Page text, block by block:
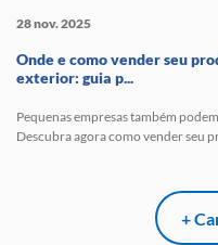
28 nov. 2025
Onde e como vender seu
exterior: guia p...
Pequenas empresas também
Descubra agora como vender seu
+